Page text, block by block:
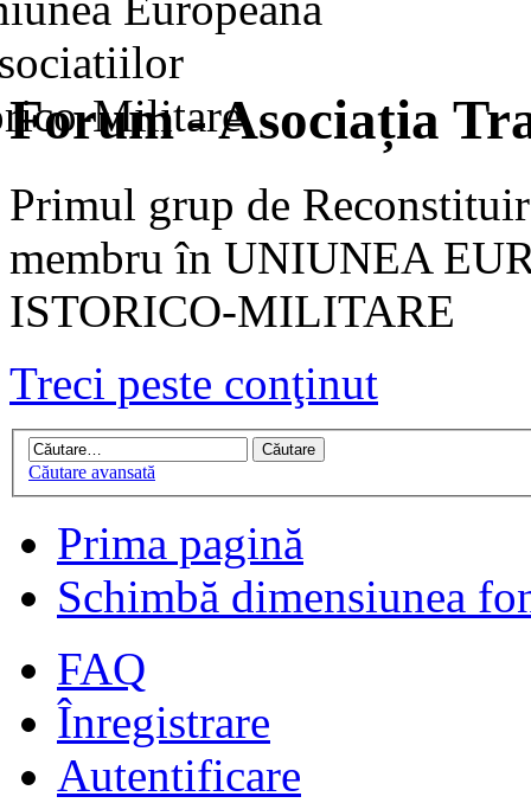
Forum - Asociația
Primul grup de
membru în UNIUNEA
ISTORICO-MILITARE
Treci peste conţinut
Căutare avansată
Prima pagină
Schimbă dimensiunea
FAQ
Înregistrare
Autentificare